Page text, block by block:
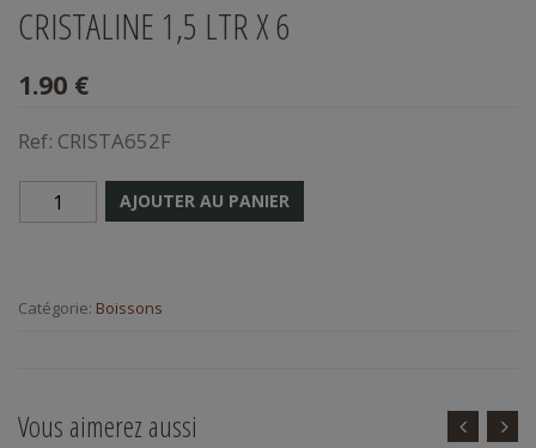
CRISTALINE 1,5 LTR X 6
1.90 €
Ref: CRISTA652F
AJOUTER AU PANIER
Catégorie: Boissons
Vous aimerez aussi